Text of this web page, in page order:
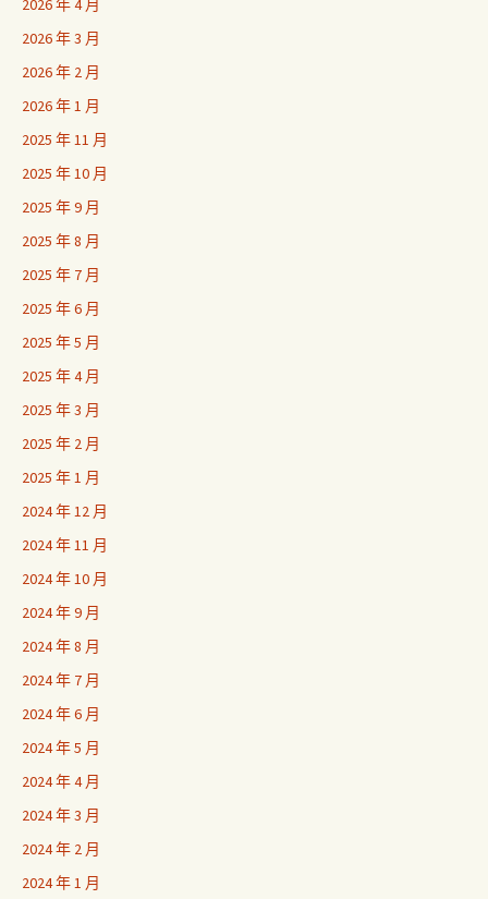
2026 年 4 月
2026 年 3 月
2026 年 2 月
2026 年 1 月
2025 年 11 月
2025 年 10 月
2025 年 9 月
2025 年 8 月
2025 年 7 月
2025 年 6 月
2025 年 5 月
2025 年 4 月
2025 年 3 月
2025 年 2 月
2025 年 1 月
2024 年 12 月
2024 年 11 月
2024 年 10 月
2024 年 9 月
2024 年 8 月
2024 年 7 月
2024 年 6 月
2024 年 5 月
2024 年 4 月
2024 年 3 月
2024 年 2 月
2024 年 1 月